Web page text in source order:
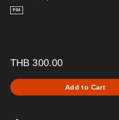
PS4
THB 300.00
Add to Cart